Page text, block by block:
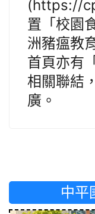
(https://
置「校園
洲豬瘟教
首頁亦有
相關聯結
廣。
中平